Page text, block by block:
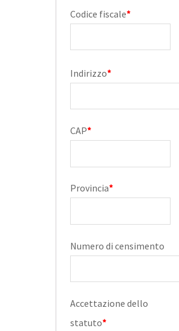
Codice fiscale*
Indirizzo*
CAP*
Provincia*
Numero di censimento
Accettazione dello
statuto*